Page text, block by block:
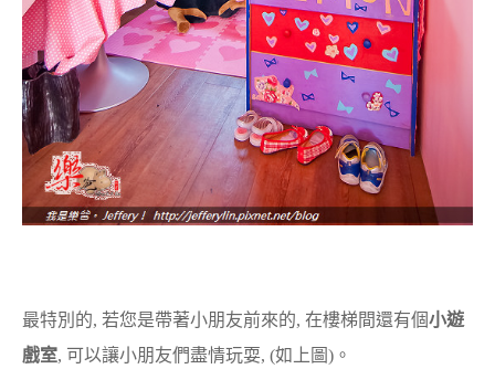
最特別的, 若您是帶著小朋友前來的, 在樓梯間還有個小遊
戲室, 可以讓小朋友們盡情玩耍, (如上圖)。